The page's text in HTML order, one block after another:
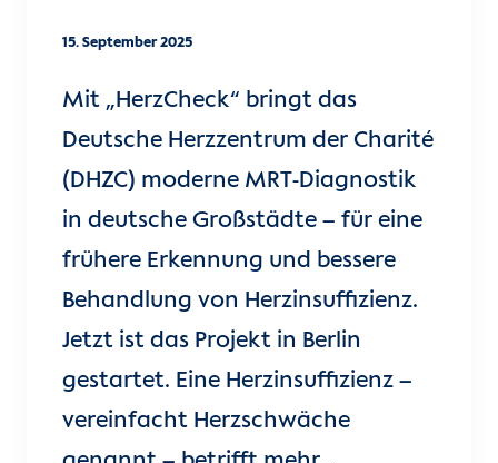
15. September 2025
Mit „HerzCheck“ bringt das
Deutsche Herzzentrum der Charité
(DHZC) moderne MRT-Diagnostik
in deutsche Großstädte – für eine
frühere Erkennung und bessere
Behandlung von Herzinsuffizienz.
Jetzt ist das Projekt in Berlin
gestartet. Eine Herzinsuffizienz –
vereinfacht Herzschwäche